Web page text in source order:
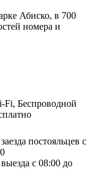
Абиско, в 700
номера и
Fi, Беспроводной
постояльцев с
с 08:00 до